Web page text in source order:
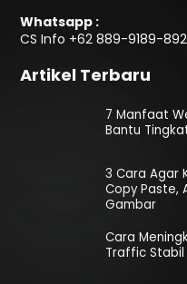
Whatsapp :
CS Info +62 889-9189-
Artikel Terbaru
7 Manfaat
Bantu
3 Cara Agar
Copy Paste,
Gambar
Cara
Traffic Stabil